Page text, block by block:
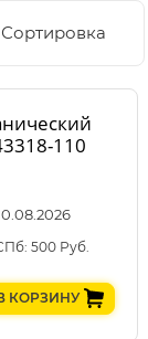
Сортировка
110
500 Руб.
КОРЗИНУ